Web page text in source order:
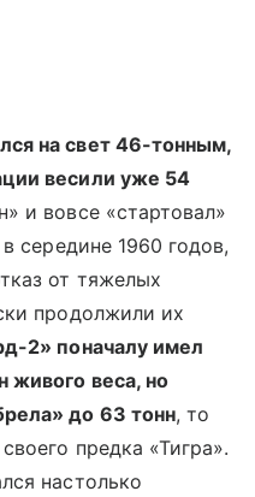
на свет 46-тонным,
весили уже 54
и вовсе «стартовал»
середине 1960 годов,
от тяжелых
продолжили их
2» поначалу имел
живого веса, но
до 63 тонн, то
предка «Тигра».
настолько